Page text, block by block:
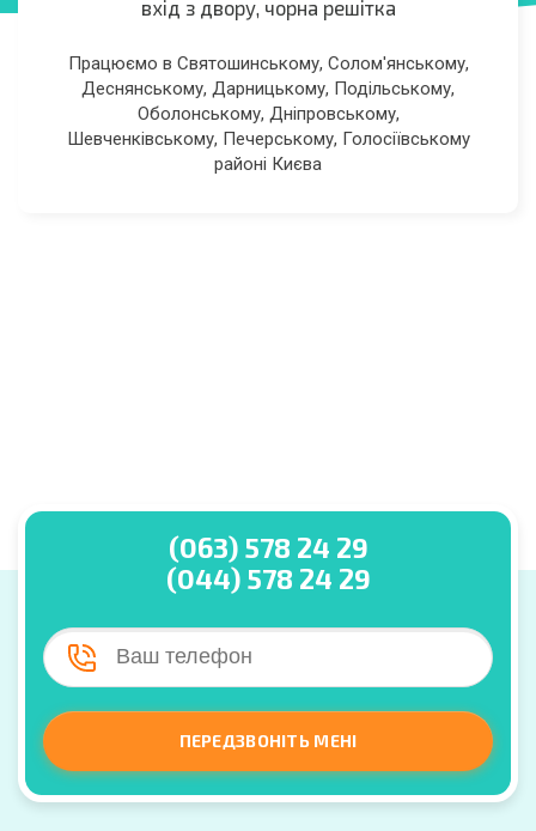
вхід з двору, чорна решітка
Працюємо в Святошинському, Солом'янському,
Деснянському, Дарницькому, Подільському,
Оболонському, Дніпровському,
Шевченківському, Печерському, Голосіївському
районі Києва
(063) 578 24 29
(044) 578 24 29
ПЕРЕДЗВОНІТЬ МЕНІ